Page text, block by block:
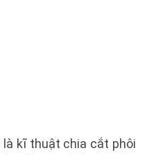
kĩ thuật chia cắt phôi